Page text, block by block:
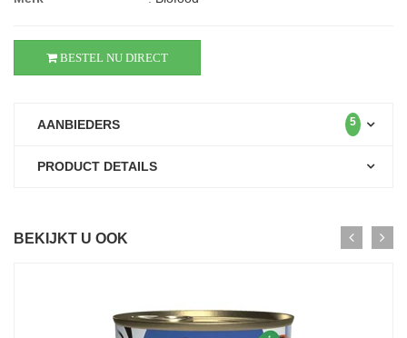
BESTEL NU DIRECT
AANBIEDERS 5
PRODUCT DETAILS
BEKIJKT U OOK